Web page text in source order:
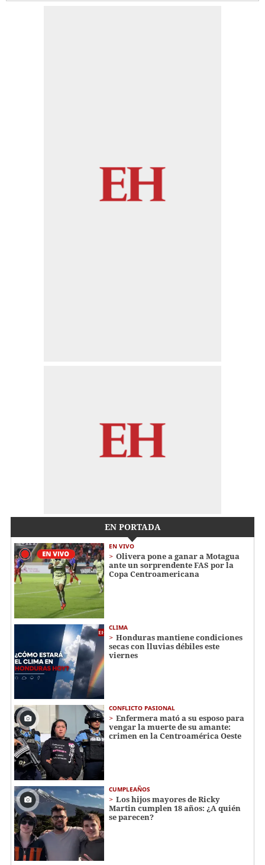
EN PORTADA
EN VIVO
Olivera pone a ganar a Motagua
ante un sorprendente FAS por la
Copa Centroamericana
CLIMA
Honduras mantiene condiciones
secas con lluvias débiles este
viernes
CONFLICTO PASIONAL
Enfermera mató a su esposo para
vengar la muerte de su amante:
crimen en la Centroamérica Oeste
CUMPLEAÑOS
Los hijos mayores de Ricky
Martin cumplen 18 años: ¿A quién
se parecen?